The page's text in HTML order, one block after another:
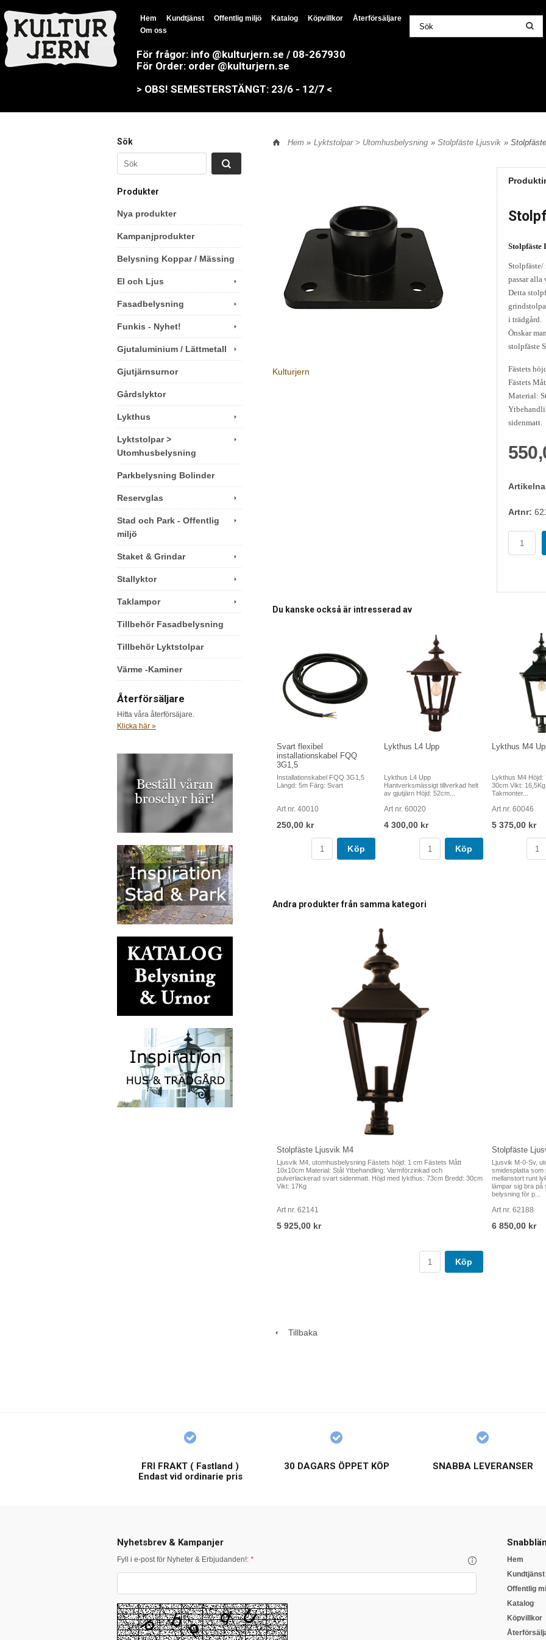
Hem Kundtjänst Offentlig miljö Katalog Köpvillkor
Återförsäljare
Om oss
För frågor: info @kulturjern.se / 08-267930
För Order: order @kulturjern.se
> OBS! SEMESTERSTÄNGT: 23/6 - 12/7 <
Sök
Produkter
Nya produkter
Kampanjprodukter
Belysning Koppar / Mässing
El och Ljus
Fasadbelysning
Funkis - Nyhet!
Gjutaluminium / Lättmetall
Gjutjärnsurnor
Gårdslyktor
Lykthus
Lyktstolpar >
Utomhusbelysning
Parkbelysning Bolinder
Reservglas
Stad och Park - Offentlig
miljö
Staket & Grindar
Stallyktor
Taklampor
Tillbehör Fasadbelysning
Tillbehör Lyktstolpar
Värme -Kaminer
Återförsäljare
Hitta våra återförsäjare.
Klicka här »
Hem » Lyktstolpar > Utomhusbelysning » Stolpfäste Ljusvik »
Kulturjern
Stolpfäste
Stolpfäste/
passar alla
Detta
i trädgård.
Önskar
stolpfäste
Fästets
Fästets
Material:
sidenmatt.
Artnr:
Du kanske också är intresserad av
Svart flexibel
installationskabel FQQ
3G1,5
Installationskabel FQQ 3G1,5
Längd: 5m Färg: Svart
Art nr. 40010
250,00 kr
Köp
Lykthus L4 Upp
Lykthus L4 Upp
Hantverksmässigt tillverkad helt
av gjutjärn Höjd: 52cm...
Art nr. 60020
4 300,00 kr
Köp
Lykthus M4
Lykthus M4 Höjd:
30cm Vikt:
Takmonter...
Art nr. 60046
5 375,00 kr
Andra produkter från samma kategori
Stolpfäste Ljusvik M4
Ljusvik M4, utomhusbelysning Fästets höjd: 1 cm Fästets Mått
10x10cm Material: Stål Ytbehandling: Varmförzinkad och
pulverlackerad svart sidenmatt. Höjd med lykthus: 73cm Bredd: 30cm
Vikt: 17Kg
Art nr. 62141
5 925,00 kr
Köp
Stolpfäste
Ljusvik M-0-Sv,
smidesplatta som
mellanstort runt
lämpar sig bra på
belysning för p...
Art nr. 62188
6 850,00 kr
Tillbaka
FRI FRAKT ( Fastland )
Endast vid ordinarie pris
30 DAGARS ÖPPET KÖP SNABBA LEVERANSER
Nyhetsbrev & Kampanjer
Fyll i e-post för Nyheter & Erbjudanden!: *
Hem
Kundtjänst
Offentlig
Katalog
Köpvillkor